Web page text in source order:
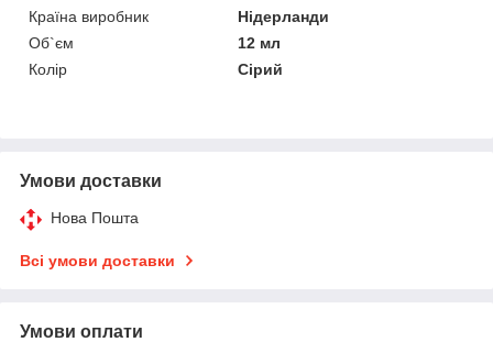
Країна виробник
Нідерланди
Об`єм
12 мл
Колір
Сірий
Умови доставки
Нова Пошта
Всі умови доставки
Умови оплати